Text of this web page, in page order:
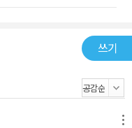
있다. 목가적인 산속 마을
리는 토레 델 라고 푸치니
숨
쓰기